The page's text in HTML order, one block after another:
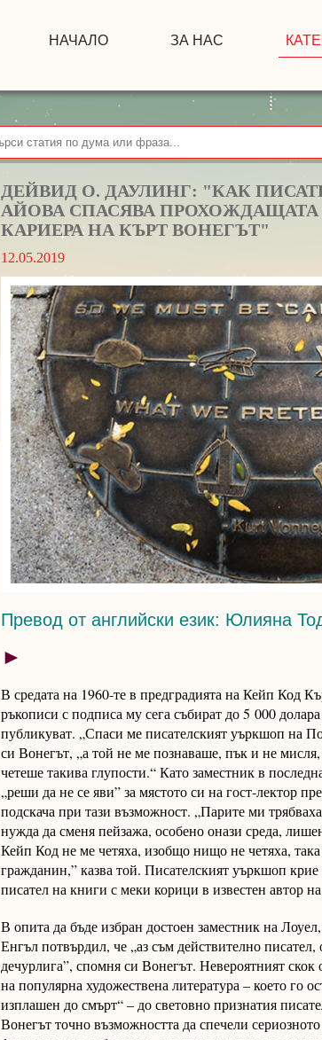
НАЧАЛО ЗА НАС
ДЕЙВИД О. ДАУЛИНГ: "КАК
АЙОВА СПАСЯВА
КАРИЕРА НА КЪРТ ВОНЕГЪТ"
12.05.2019
Превод от английски език: Юлияна
►
В средата на 1960-те в предградията на Кейп Код
ръкописи с подписа му сега събират до 5 000
публикуват. „Спаси ме писателският уъркшоп на
си Вонегът, „а той не ме познаваше, пък и не
четеше такива глупости.“ Като заместник в
„реши да не се яви” за мястото си на гост-лектор
подскача при тази възможност. „Парите ми
нужда да сменя пейзажа, особено онази среда,
Кейп Код не ме четяха, изобщо нищо не четяха, така
гражданин,” казва той. Писателският уъркшоп
писател на книги с меки корици в известен автор
В опита да бъде избран достоен заместник на
Енгъл потвърдил, че „аз съм действително
дечурлига”, спомня си Вонегът. Невероятният скок
на популярна художествена литература – което го
изплашен до смърт“ – до световно признатия
Вонегът точно възможността да спечели